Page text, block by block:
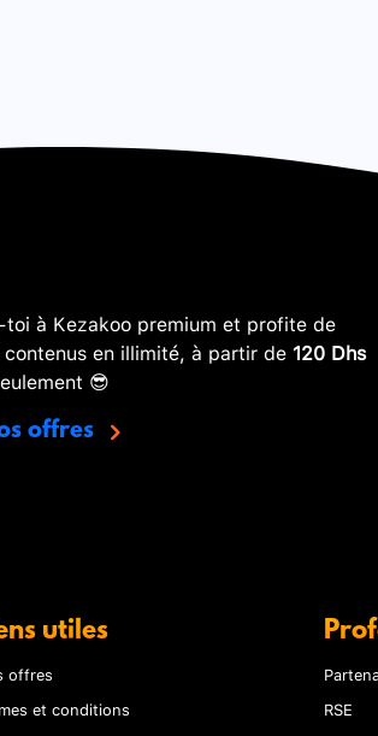
à Kezakoo premium et profite de
en illimité, à partir de 120 Dhs
😎
offres
utiles
offres
et conditions
RSE